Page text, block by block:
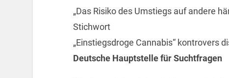
„Das Risiko des Umstiegs auf andere
Stichwort
„Einstiegsdroge Cannabis“ kontrovers
Deutsche Hauptstelle für Suchtfragen